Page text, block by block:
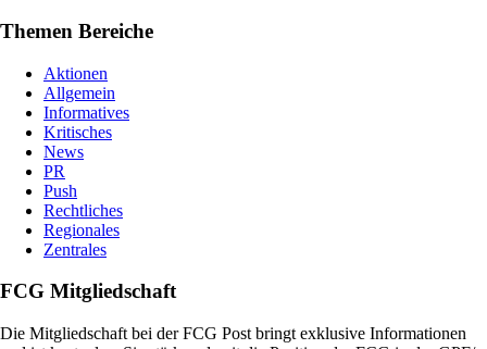
Themen Bereiche
Aktionen
Allgemein
Informatives
Kritisches
News
PR
Push
Rechtliches
Regionales
Zentrales
FCG Mitgliedschaft
Die Mitgliedschaft bei der FCG Post bringt exklusive Informationen